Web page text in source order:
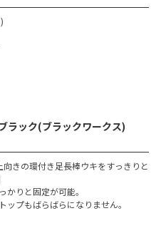
ラック(ブラックワークス)
きの環付き足長棒ウキをすっきりと
りと固定が可能。
プもばらばらになりません。